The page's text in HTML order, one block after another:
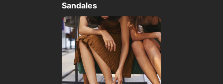
Sandales